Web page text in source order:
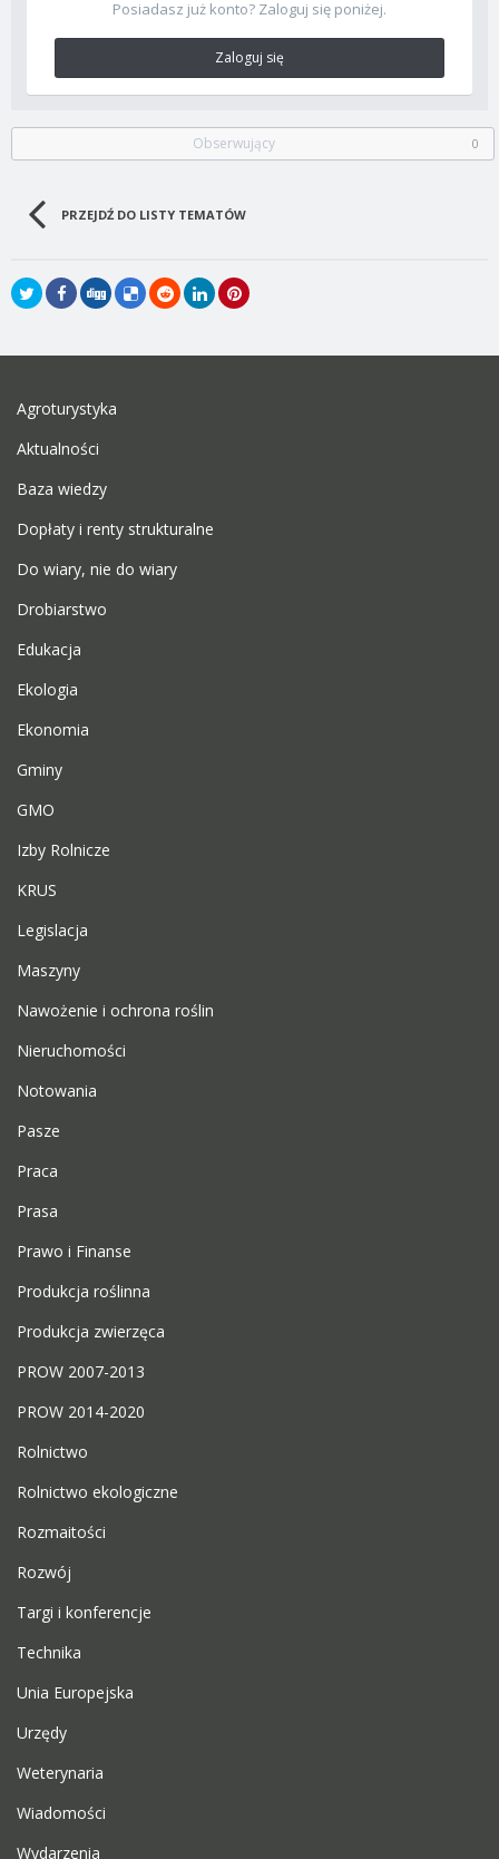
Posiadasz już konto? Zaloguj się poniżej.
Zaloguj się
Obserwujący 0
PRZEJDŹ DO LISTY TEMATÓW
Agroturystyka
Aktualności
Baza wiedzy
Dopłaty i renty strukturalne
Do wiary, nie do wiary
Drobiarstwo
Edukacja
Ekologia
Ekonomia
Gminy
GMO
Izby Rolnicze
KRUS
Legislacja
Maszyny
Nawożenie i ochrona roślin
Nieruchomości
Notowania
Pasze
Praca
Prasa
Prawo i Finanse
Produkcja roślinna
Produkcja zwierzęca
PROW 2007-2013
PROW 2014-2020
Rolnictwo
Rolnictwo ekologiczne
Rozmaitości
Rozwój
Targi i konferencje
Technika
Unia Europejska
Urzędy
Weterynaria
Wiadomości
Wydarzenia